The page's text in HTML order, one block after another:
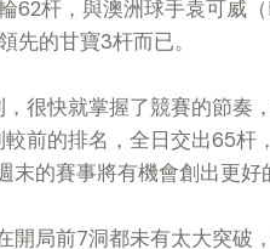
62杆，與澳洲球手袁可威
先的甘寶3杆而已。
很快就掌握了競賽的節奏
前的排名，全日交出65
末的賽事將有機會創出更好
開局前7洞都未有太大突破